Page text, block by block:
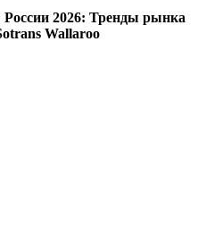
2026: Тренды рынка
Wallaroo